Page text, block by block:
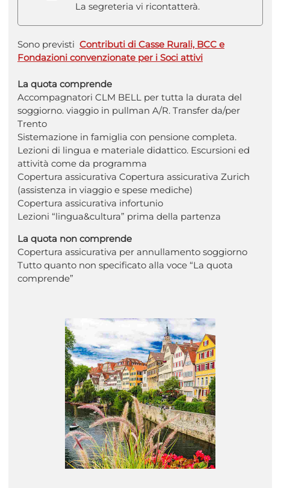
La segreteria vi ricontatterà.
Sono previsti Contributi di Casse Rurali, BCC e
Fondazioni convenzionate per i Soci attivi
La quota comprende
Accompagnatori CLM BELL per tutta la durata del
soggiorno. viaggio in pullman A/R. Transfer da/per
Trento
Sistemazione in famiglia con pensione completa.
Lezioni di lingua e materiale didattico. Escursioni ed
attività come da programma
Copertura assicurativa Copertura assicurativa Zurich
(assistenza in viaggio e spese mediche)
Copertura assicurativa infortunio
Lezioni “lingua&cultura” prima della partenza
La quota non comprende
Copertura assicurativa per annullamento soggiorno
Tutto quanto non specificato alla voce “La quota
comprende”